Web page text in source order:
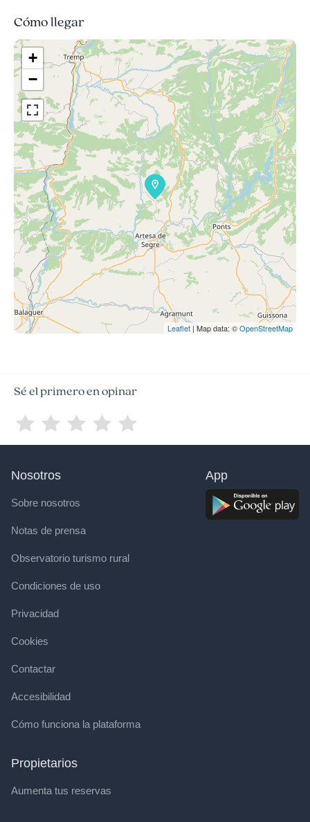
Cómo llegar
+
−
Leaflet | Map data: ©OpenStreetMap
Sé el primero en opinar
Nosotros
Sobre nosotros
Notas de prensa
Observatorio turismo rural
Condiciones de uso
Privacidad
Cookies
Contactar
Accesibilidad
Cómo funciona la plataforma
Propietarios
Aumenta tus reservas
App